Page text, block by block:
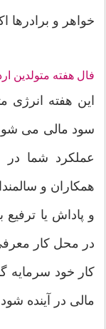
خواهر و برادرها
فال هفته متولدین
این هفته انرژی
سود مالی می
عملکرد شما در
همکاران و
و پاداش یا
در محل کار
کار خود سرمایه
مالی در آینده